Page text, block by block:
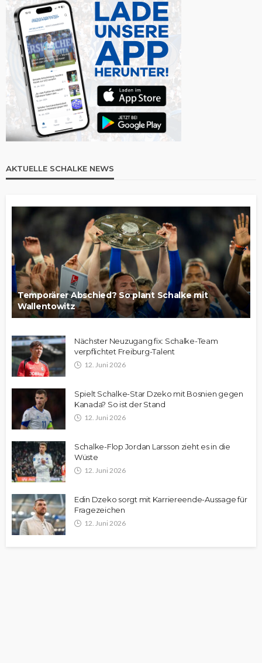
AKTUELLE SCHALKE NEWS
Temporärer Abschied? So plant Schalke mit
Wallentowitz
Nächster Neuzugang fix: Schalke-Team
verpflichtet Freiburg-Talent
12. Juni 2026
Spielt Schalke-Star Dzeko mit Bosnien gegen
Kanada? So ist der Stand
12. Juni 2026
Schalke-Flop Jordan Larsson zieht es in die
Wüste
12. Juni 2026
Edin Dzeko sorgt mit Karriereende-Aussage für
Fragezeichen
12. Juni 2026